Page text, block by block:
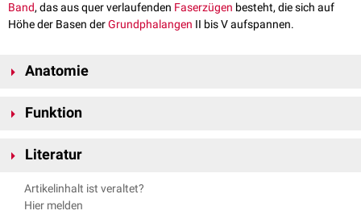
Band, das aus quer verlaufenden Faserzügen besteht, die sich auf
Höhe der Basen derGrundphalangen II bis V aufspannen.
Anatomie
der
Palmaraponeurose
Funktion
Literatur
Waldeyer et al. Anatomie des Menschen: Lehrbuch und Atlas in einem
Band (De Gruyter Studium) (19th totaly rev. ed.), De Gruyter, 2012
Artikelinhalt ist veraltet?
Hier melden